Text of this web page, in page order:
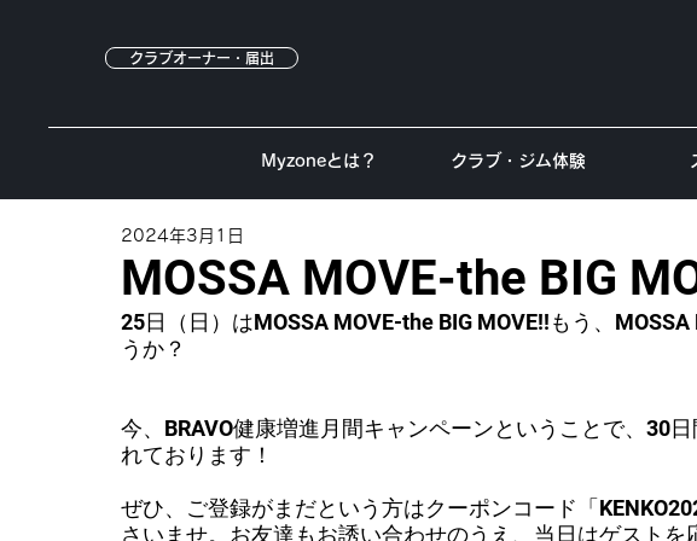
クラブオーナー・届出
Myzoneとは？ クラブ・ジム体験
MOSSA MOVE-the BIG
2024年3月1日
25日（日）はMOSSA MOVE-the BIG MOVE!!もう、
うか？
今、BRAVO健康増進月間キャンペーンということで、30
れております！
ぜひ、ご登録がまだという方はクーポンコード「
さいませ。お友達もお誘い合わせのうえ、当日はゲスト